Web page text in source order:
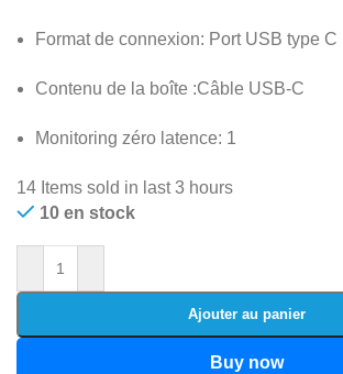
Format de connexion: Port USB type C
Contenu de la boîte :Câble USB-C
Monitoring zéro latence: 1
14 Items sold in last 3 hours
10 en stock
Ajouter au panier
Buy now